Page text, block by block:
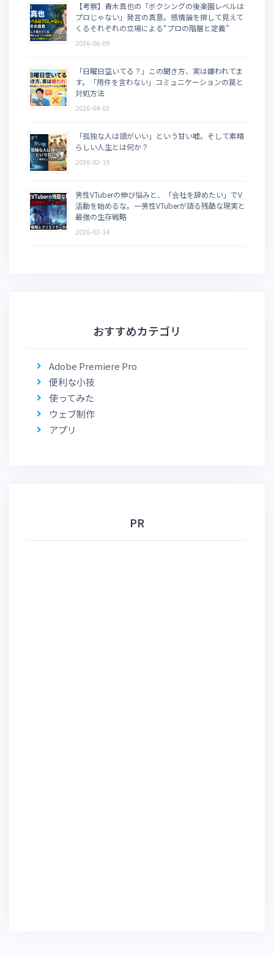
【考察】青木真也の「ボクシングの後楽園レベルは
プロじゃない」発言の真意。感情論を排して見えて
くるそれぞれの立場による“プロの階層と定義”
2026-06-09
「日曜日空いてる？」この聞き方、実は嫌われてま
す。「用件を言わない」コミュニケーションの罠と
対処方法
2026-04-02
「孤独な人は頭がいい」という甘い嘘。そして素晴
らしい人生とは何か？
2026-02-19
男性VTuberの伸び悩みと、「会社を辞めたい」でV
活動を始めるな。一男性VTuberが語る残酷な現実と
最強の生存戦略
2026-02-14
おすすめカテゴリ
Adobe Premiere Pro
便利な小技
使ってみた
ウェブ制作
アプリ
PR